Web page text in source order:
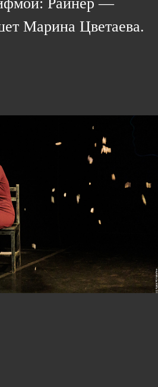
Райнер —
Марина Цветаева.